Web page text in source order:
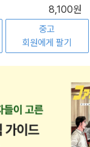
8,100원
중고
회원에게 팔기